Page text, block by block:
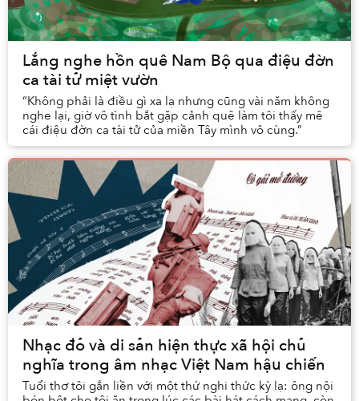
Lắng nghe hồn quê Nam Bộ qua điệu đờn
ca tài tử miệt vườn
“Không phải là điều gì xa lạ nhưng cũng vài năm không
nghe lại, giờ vô tình bắt gặp cảnh quê làm tôi thấy mê
cái điệu đờn ca tài tử của miền Tây mình vô cùng.”
Nhạc đỏ và di sản hiện thực xã hội chủ
nghĩa trong âm nhạc Việt Nam hậu chiến
Tuổi thơ tôi gắn liền với một thứ nghi thức kỳ lạ: ông nội